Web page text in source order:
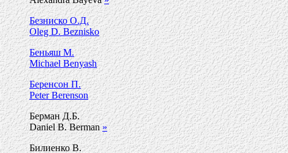
Безниско О.Д.
Oleg D. Beznisko
Беньяш М.
Michael Benyash
Беренсон П.
Peter Berenson
Берман Д.Б.
Daniel B. Berman»
Билиенко В.